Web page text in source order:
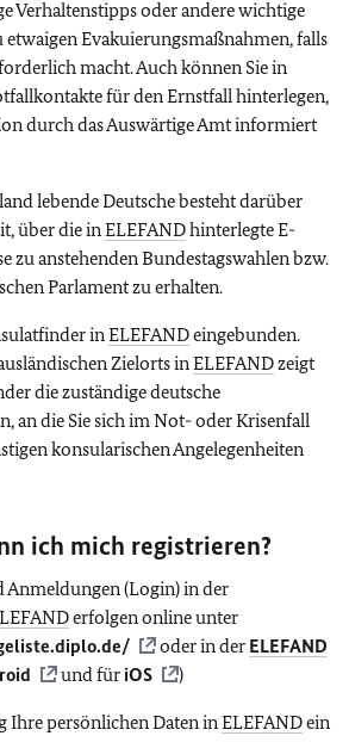
Verhaltenstipps oder andere wichtige
etwaigen Evakuierungsmaßnahmen, falls
macht. Auch können Sie in
für den Ernstfall hinterlegen,
durch das Auswärtige Amt informiert
lebende Deutsche besteht darüber
über die inELEFANDhinterlegte E-
zu anstehenden Bundestagswahlen bzw.
Parlament zu erhalten.
inELEFANDeingebunden.
Zielorts inELEFANDzeigt
die zuständige deutsche
an die Sie sich im Not- oder Krisenfall
konsularischen Angelegenheiten
ich mich registrieren?
Anmeldungen (Login) in der
erfolgen online unter
oder in der ELEFAND
und für iOS )
Ihre persönlichen Daten inELEFANDein